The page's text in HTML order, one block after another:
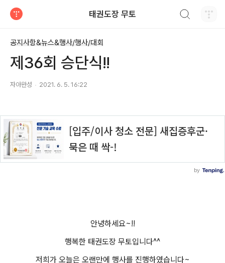
태권도장 무토
공지사항&뉴스&행사/행사/대회
제36회 승단식!!
자아완성 2021. 6. 5. 16:22
안녕하세요~!!
행복한 태권도장 무토입니다^^
저희가 오늘은 오랜만에 행사를 진행하였습니다~